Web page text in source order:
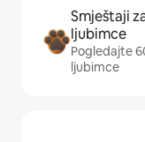
Smještaji
ljubimce
Pogledajte
ljubimce